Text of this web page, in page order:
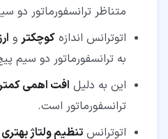
متناظر ترانسفورماتور دو
اتوترانس اندازه کوچکتر و
به ترانسفورماتور دو سیم
این به دلیل افت اهمی
ترانسفورماتور است.
اتوترانس تنظیم ولتاژ بهتری